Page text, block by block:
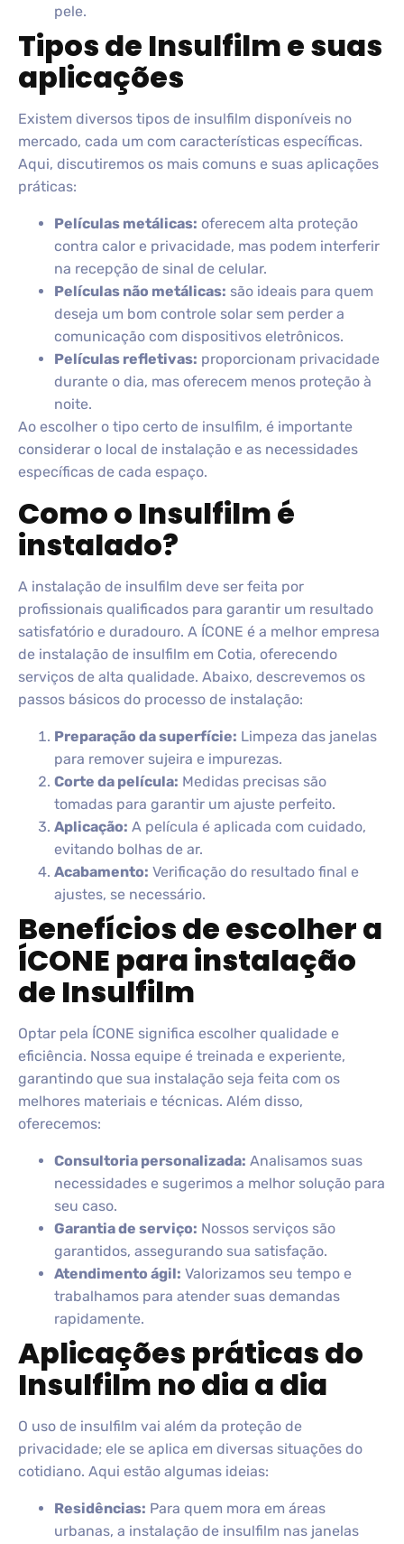
pele.
Tipos de Insulfilm e suas
aplicações
Existem diversos tipos de insulfilm disponíveis no
mercado, cada um com características específicas.
Aqui, discutiremos os mais comuns e suas aplicações
práticas:
Películas metálicas: oferecem alta proteção
contra calor e privacidade, mas podem interferir
na recepção de sinal de celular.
Películas não metálicas: são ideais para quem
deseja um bom controle solar sem perder a
comunicação com dispositivos eletrônicos.
Películas refletivas: proporcionam privacidade
durante o dia, mas oferecem menos proteção à
noite.
Ao escolher o tipo certo de insulfilm, é importante
considerar o local de instalação e as necessidades
específicas de cada espaço.
Como o Insulfilm é
instalado?
A instalação de insulfilm deve ser feita por
profissionais qualificados para garantir um resultado
satisfatório e duradouro. A ÍCONE é a melhor empresa
de instalação de insulfilm em Cotia, oferecendo
serviços de alta qualidade. Abaixo, descrevemos os
passos básicos do processo de instalação:
Preparação da superfície: Limpeza das janelas
para remover sujeira e impurezas.
Corte da película: Medidas precisas são
tomadas para garantir um ajuste perfeito.
Aplicação: A película é aplicada com cuidado,
evitando bolhas de ar.
Acabamento: Verificação do resultado final e
ajustes, se necessário.
Benefícios de escolher a
ÍCONE para instalação
de Insulfilm
Optar pela ÍCONE significa escolher qualidade e
eficiência. Nossa equipe é treinada e experiente,
garantindo que sua instalação seja feita com os
melhores materiais e técnicas. Além disso,
oferecemos:
Consultoria personalizada: Analisamos suas
necessidades e sugerimos a melhor solução para
seu caso.
Garantia de serviço: Nossos serviços são
garantidos, assegurando sua satisfação.
Atendimento ágil: Valorizamos seu tempo e
trabalhamos para atender suas demandas
rapidamente.
Aplicações práticas do
Insulfilm no dia a dia
O uso de insulfilm vai além da proteção de
privacidade; ele se aplica em diversas situações do
cotidiano. Aqui estão algumas ideias:
Residências: Para quem mora em áreas
urbanas, a instalação de insulfilm nas janelas